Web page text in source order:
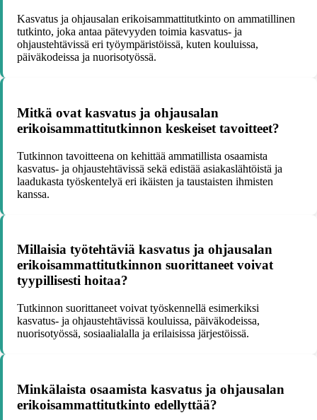
Kasvatus ja ohjausalan erikoisammattitutkinto on ammatillinen
tutkinto, joka antaa pätevyyden toimia kasvatus- ja
ohjaustehtävissä eri työympäristöissä, kuten kouluissa,
päiväkodeissa ja nuorisotyössä.
Mitkä ovat kasvatus ja ohjausalan
erikoisammattitutkinnon keskeiset tavoitteet?
Tutkinnon tavoitteena on kehittää ammatillista osaamista
kasvatus- ja ohjaustehtävissä sekä edistää asiakaslähtöistä ja
laadukasta työskentelyä eri ikäisten ja taustaisten ihmisten
kanssa.
Millaisia työtehtäviä kasvatus ja ohjausalan
erikoisammattitutkinnon suorittaneet voivat
tyypillisesti hoitaa?
Tutkinnon suorittaneet voivat työskennellä esimerkiksi
kasvatus- ja ohjaustehtävissä kouluissa, päiväkodeissa,
nuorisotyössä, sosiaalialalla ja erilaisissa järjestöissä.
Minkälaista osaamista kasvatus ja ohjausalan
erikoisammattitutkinto edellyttää?